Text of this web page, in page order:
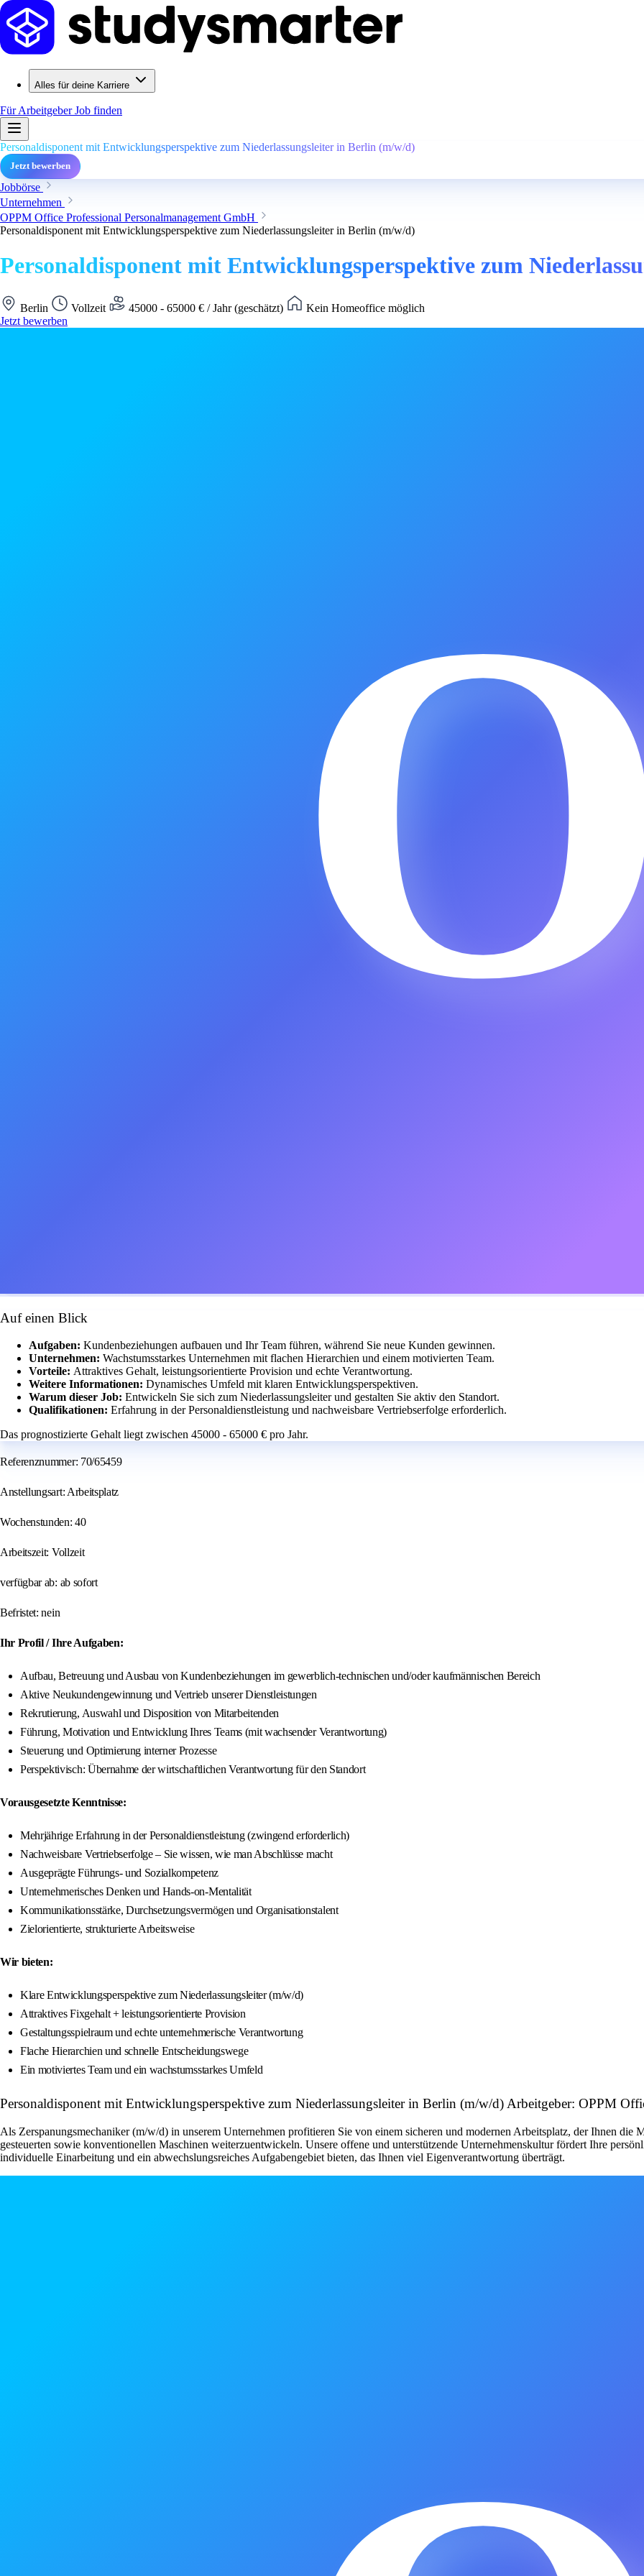
Alles für deine Karriere
Für ArbeitgeberJob finden
Personaldisponent mit Entwicklungsperspektive zum Niederlassungsleiter in Berlin (m/w/d)
Jetzt bewerben
Jobbörse
Unternehmen
OPPM Office Professional Personalmanagement GmbH
Personaldisponent mit Entwicklungsperspektive zum Niederlassungsleiter in Berlin (m/w/d)
Personaldisponent mit Entwicklungsperspektive zum
Berlin Vollzeit 45000 - 65000 € / Jahr (geschätzt)
Kein Homeoffice möglich
Jetzt bewerben
Auf einen Blick
Aufgaben: Kundenbeziehungen aufbauen und Ihr Team führen, während Sie neue Kunden gewinnen.
Unternehmen: Wachstumsstarkes Unternehmen mit flachen Hierarchien und einem motivierten Team.
Vorteile: Attraktives Gehalt, leistungsorientierte Provision und echte Verantwortung.
Weitere Informationen: Dynamisches Umfeld mit klaren Entwicklungsperspektiven.
Warum dieser Job: Entwickeln Sie sich zum Niederlassungsleiter und gestalten Sie aktiv den Standort.
Qualifikationen: Erfahrung in der Personaldienstleistung und nachweisbare Vertriebserfolge erforderlich.
Das prognostizierte Gehalt liegt zwischen 45000 - 65000 € pro Jahr.
Referenznummer: 70/65459
Anstellungsart: Arbeitsplatz
Wochenstunden: 40
Arbeitszeit: Vollzeit
verfügbar ab: ab sofort
Befristet: nein
Ihr Profil / Ihre Aufgaben:
Aufbau, Betreuung und Ausbau von Kundenbeziehungen im gewerblich-technischen und/oder kaufmännischen Bereich
Aktive Neukundengewinnung und Vertrieb unserer Dienstleistungen
Rekrutierung, Auswahl und Disposition von Mitarbeitenden
Führung, Motivation und Entwicklung Ihres Teams (mit wachsender Verantwortung)
Steuerung und Optimierung interner Prozesse
Perspektivisch: Übernahme der wirtschaftlichen Verantwortung für den Standort
Vorausgesetzte Kenntnisse:
Mehrjährige Erfahrung in der Personaldienstleistung (zwingend erforderlich)
Nachweisbare Vertriebserfolge – Sie wissen, wie man Abschlüsse macht
Ausgeprägte Führungs- und Sozialkompetenz
Unternehmerisches Denken und Hands-on-Mentalität
Kommunikationsstärke, Durchsetzungsvermögen und Organisationstalent
Zielorientierte, strukturierte Arbeitsweise
Wir bieten:
Klare Entwicklungsperspektive zum Niederlassungsleiter (m/w/d)
Attraktives Fixgehalt + leistungsorientierte Provision
Gestaltungsspielraum und echte unternehmerische Verantwortung
Flache Hierarchien und schnelle Entscheidungswege
Ein motiviertes Team und ein wachstumsstarkes Umfeld
Personaldisponent mit Entwicklungsperspektive zum Niederlassungsleiter in Berlin (m/w/d) Arbeitgeber: OPPM
Als Zerspanungsmechaniker (m/w/d) in unserem Unternehmen profitieren Sie von einem sicheren und modernen Arbeitsplatz, der Ihnen
gesteuerten sowie konventionellen Maschinen weiterzuentwickeln. Unsere offene und unterstützende Unternehmenskultur fördert Ihre
individuelle Einarbeitung und ein abwechslungsreiches Aufgabengebiet bieten, das Ihnen viel Eigenverantwortung überträgt.